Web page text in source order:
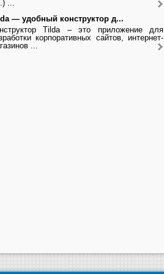
...
— удобный конструктор д...
Tilda – это приложение для
корпоративных сайтов, интернет-
...